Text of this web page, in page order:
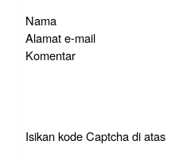
Nama
Alamat e-mail
Komentar
Isikan kode Captcha di atas